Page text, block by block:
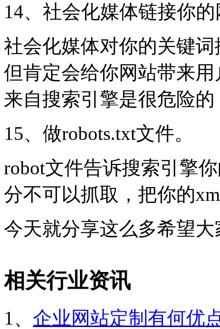
14、社会化媒体链接你
社会化媒体对你的关键
但肯定会给你网站带来
来自搜索引擎是很危险
15、做robots.txt文件。
robot文件告诉搜索引擎
分不可以抓取，把你的
今天就分享这么多希望
相关行业资讯
1、 企业网站定制有何优